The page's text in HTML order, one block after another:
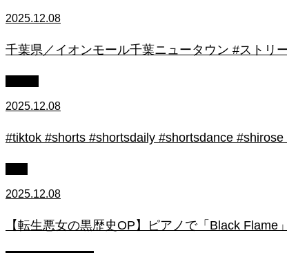
2025.12.08
千葉県／イオンモール千葉ニュータウン #ストリ
2025.12.08
#tiktok #shorts #shortsdaily #shortsdance
2025.12.08
【転生悪女の黒歴史OP】ピアノで「Black